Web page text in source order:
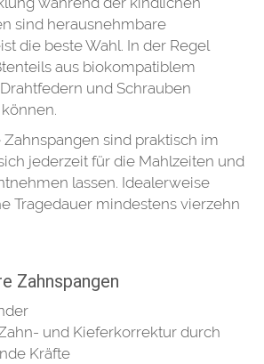
sind herausnehmbare
die beste Wahl. In der Regel
aus biokompatiblem
und Schrauben
sind praktisch im
jederzeit für die Mahlzeiten und
lassen. Idealerweise
Tragedauer mindestens vierzehn
Zahnspangen
und Kieferkorrektur durch
Kräfte